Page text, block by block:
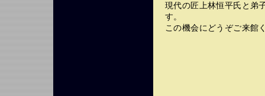
現代の匠上林恒平氏と弟
す。
この機会にどうぞご来館